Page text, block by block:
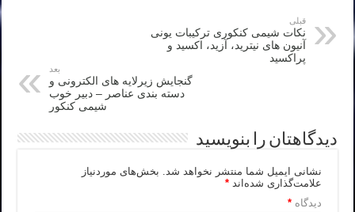
قبلی
نکات شیمی کنکوری ترکیبات یونی
آنیون های نیترید، آزید، اکسید و
پراکسید
بعد
گنجایش زیرلایه های الکترونی و
دسته بندی عناصر – دبیر خوب
شیمی کنکور
دیدگاهتان را بنویسید
نشانی ایمیل شما منتشر نخواهد شد. بخش‌های موردنیاز
علامت‌گذاری شده‌اند*
دیدگاه*